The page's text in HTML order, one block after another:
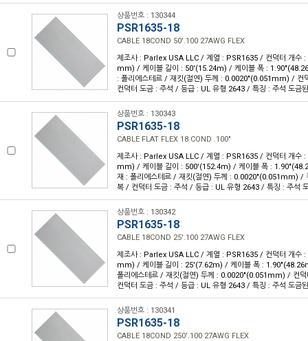
상품번호 : 130344
PSR1635-18
CABLE 18COND 50'.100 27AWG FLEX
제조사 : Parlex USA LLC / 계열 : PSR1635 / 컨덕터 개수
mm) / 케이블 길이 : 50'(15.24m) / 케이블 폭 :
: 폴리에스테르 / 재킷(절연) 두께 : 0.0020"(0.051mm) / 컨
컨덕터 도금 : 주석 / 등급 : UL 유형 2643 / 특징 : 주석 도금
상품번호 : 130343
PSR1635-18
CABLE FLAT FLEX 18 COND .100"
제조사 : Parlex USA LLC / 계열 : PSR1635 / 컨덕터 개수
mm) / 케이블 길이 : 500'(152.4m) / 케이블 폭 :
재 : 폴리에스테르 / 재킷(절연) 두께 : 0.0020"(0.051mm) /
복 / 컨덕터 도금 : 주석 / 등급 : UL 유형 2643 / 특징 : 주석
상품번호 : 130342
PSR1635-18
CABLE 18COND 25'.100 27AWG FLEX
제조사 : Parlex USA LLC / 계열 : PSR1635 / 컨덕터 개수
mm) / 케이블 길이 : 25'(7.62m) / 케이블 폭 :
폴리에스테르 / 재킷(절연) 두께 : 0.0020"(0.051mm) / 컨덕
컨덕터 도금 : 주석 / 등급 : UL 유형 2643 / 특징 : 주석 도금
상품번호 : 130341
PSR1635-18
CABLE 18COND 250'.100 27AWG FLEX